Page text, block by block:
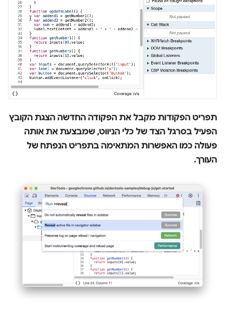
תפריט הפקודות מקבל את הפקודה החדשה הצגת הקובץ
הפעיל בסרגל הצד של כלי הניווט, שמבצעת את אותה
פעולה כמו האפשרות המתאימה בתפריט הנפתח של
העורך.